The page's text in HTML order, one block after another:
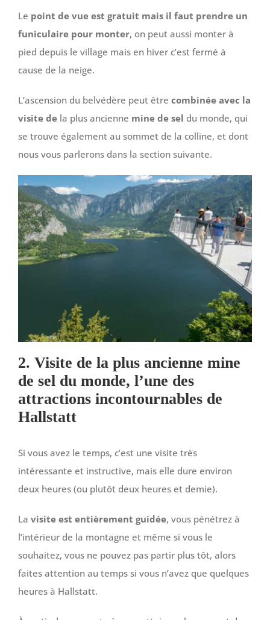
Le point de vue est gratuit mais il faut prendre un
funiculaire pour monter, on peut aussi monter à
pied depuis le village mais en hiver c’est fermé à
cause de la neige.
L’ascension du belvédère peut être combinée avec la
visite dela plus ancienne mine de sel du monde, qui
se trouve également au sommet de la colline, et dont
nous vous parlerons dans la section suivante.
2. Visite de la plus ancienne mine
de sel du monde, l’une des
attractions incontournables de
Hallstatt
Si vous avez le temps, c’est une visite très
intéressante et instructive, mais elle dure environ
deux heures (ou plutôt deux heures et demie).
La visite est entièrement guidée, vous pénétrez à
l’intérieur de la montagne et même si vous le
souhaitez, vous ne pouvez pas partir plus tôt, alors
faites attention au temps si vous n’avez que quelques
heures à Hallstatt.